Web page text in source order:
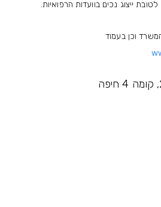
ייצוג נכים בוועדות הרפואיות.
וכן בעמוד